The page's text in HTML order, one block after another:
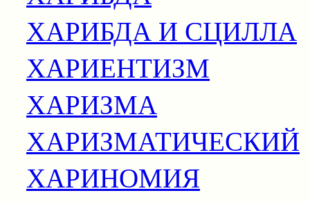
ХАРИБДА И СЦИЛЛА
ХАРИЕНТИЗМ
ХАРИЗМА
ХАРИЗМАТИЧЕСКИЙ
ХАРИНОМИЯ